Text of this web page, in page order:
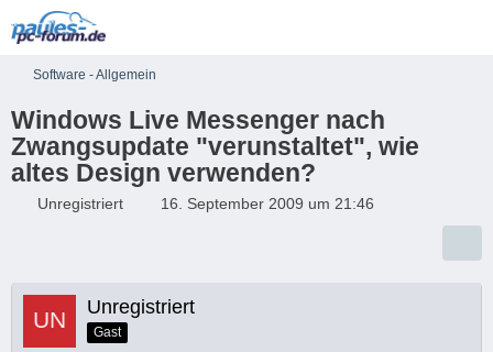
Software - Allgemein
Windows Live Messenger nach
Zwangsupdate "verunstaltet", wie
altes Design verwenden?
Unregistriert 16. September 2009 um 21:46
Unregistriert
Gast